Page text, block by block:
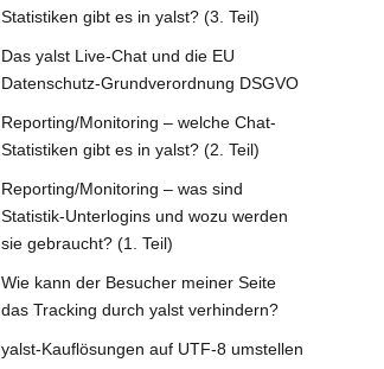
Statistiken gibt es in yalst? (3. Teil)
Das yalst Live-Chat und die EU
Datenschutz-Grundverordnung DSGVO
Reporting/Monitoring – welche Chat-
Statistiken gibt es in yalst? (2. Teil)
Reporting/Monitoring – was sind
Statistik-Unterlogins und wozu werden
sie gebraucht? (1. Teil)
Wie kann der Besucher meiner Seite
das Tracking durch yalst verhindern?
yalst-Kauflösungen auf UTF-8 umstellen